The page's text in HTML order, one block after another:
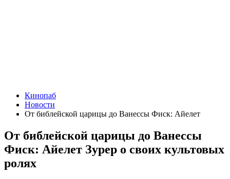
Кинопаб
Новости
От библейской царицы до Ванессы Фиск: Айелет
От библейской царицы до Ванессы
Фиск: Айелет Зурер о своих культовых
ролях